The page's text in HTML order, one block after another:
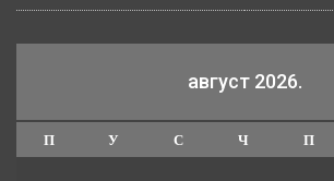
август 2026.
П У С Ч П